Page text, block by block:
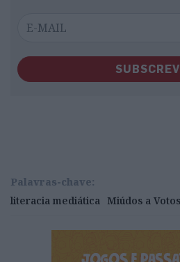
Palavras-chave:
literacia mediática
Miúdos a